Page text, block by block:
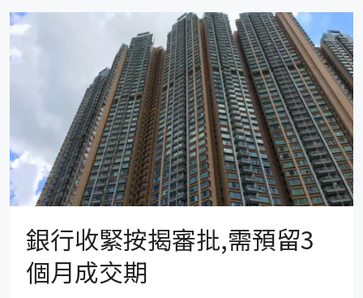
銀行收緊按揭審批,需預留3
個月成交期